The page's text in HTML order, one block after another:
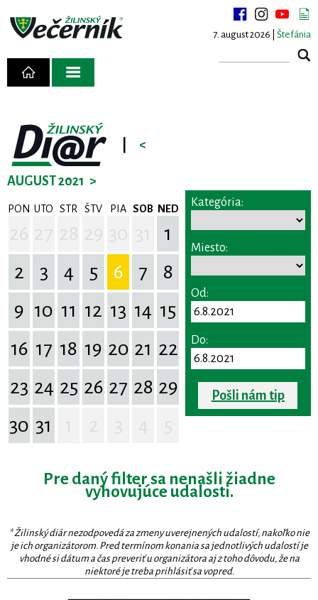
7. august 2026 | Štefánia
<
AUGUST 2021 >
PON UTO STR ŠTV PIA SOB NED
1
2
3 4 5 6 7
8
9 10 11 12 13 14 15
16 17 18 19 20 21 22
23 24 25 26 27 28 29
30 31
Kategória:
Miesto:
Od:
Do:
Pošli nám tip
Pre daný filter sa nenašli žiadne
vyhovujúce udalosti.
* Žilinský diár nezodpovedá za zmeny uverejnených udalostí, nakoľko nie
je ich organizátorom. Pred termínom konania sa jednotlivých udalostí je
vhodné si dátum a čas preveriť u organizátora aj z toho dôvodu, že na
niektoré je treba prihlásiť sa vopred.